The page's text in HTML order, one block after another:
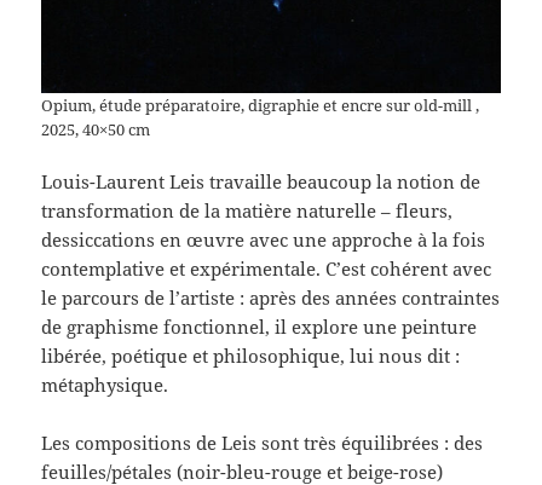
Opium, étude préparatoire, digraphie et encre sur old-mill ,
2025, 40×50 cm
Louis-Laurent Leis travaille beaucoup la notion de
transformation de la matière naturelle – fleurs,
dessiccations en œuvre avec une approche à la fois
contemplative et expérimentale. C’est cohérent avec
le parcours de l’artiste : après des années contraintes
de graphisme fonctionnel, il explore une peinture
libérée, poétique et philosophique, lui nous dit :
métaphysique.
Les compositions de Leis sont très équilibrées : des
feuilles/pétales (noir-bleu-rouge et beige-rose)